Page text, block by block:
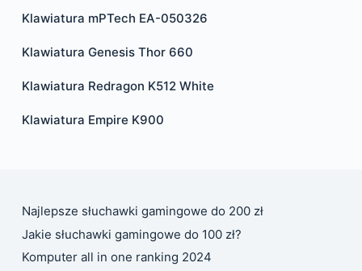
Klawiatura mPTech EA-050326
Klawiatura Genesis Thor 660
Klawiatura Redragon K512 White
Klawiatura Empire K900
Najlepsze słuchawki gamingowe do 200 zł
Jakie słuchawki gamingowe do 100 zł?
Komputer all in one ranking 2024